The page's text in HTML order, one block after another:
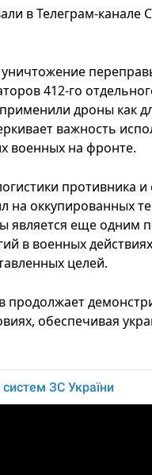
в Телеграм-канале
412-го
дроны как
важность
военных на фронте.
противника
на оккупированных
является еще одним
в военных
целей.
продолжает
обеспечивая